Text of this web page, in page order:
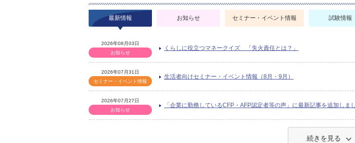
最新情報 お知らせ セミナー・イベント情報 試験情報
2026年08月03日
お知らせ
くらしに役立つマネークイズ 「失火責任とは？」
2026年07月31日
セミナー・イベント情報
生活者向けセミナー・イベント情報（8月・9月）
2026年07月27日
お知らせ
「企業に勤務しているCFP・AFP認定者等の声」に最新記事を追加しまし
続きを見る